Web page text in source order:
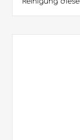
Schimmel und
wieder wie
zugänglichen
Wasch- und
Sauberkeit•
Pflegestoffe•
Reinigung
außen)• Für